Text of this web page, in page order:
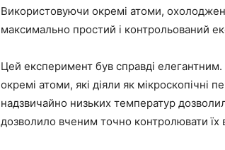
Використовуючи окремі атоми,
максимально простий і контрольований
Цей експеримент був справді
окремі атоми, які діяли як
надзвичайно низьких температур
дозволило вченим точно контролювати їх